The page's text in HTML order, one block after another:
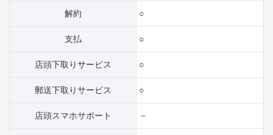
解約 ○
支払 ○
店頭下取りサービス ○
郵送下取りサービス ○
店頭スマホサポート －